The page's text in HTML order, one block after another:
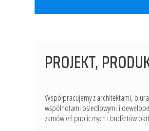
PROJEKT,
Współpracujemy z architektami,
wspólnotami osiedlowymi i
zamówień publicznych i budżetów